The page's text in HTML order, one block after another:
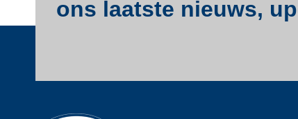
ons laatste nieuws,